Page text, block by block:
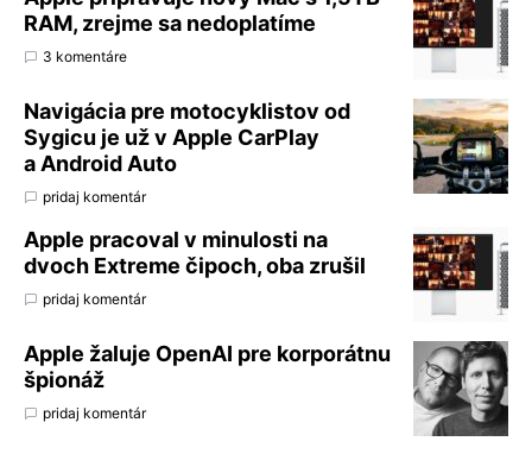
RAM, zrejme sa nedoplatíme
3 komentáre
Navigácia pre motocyklistov od
Sygicu je už v Apple CarPlay
a Android Auto
pridaj komentár
Apple pracoval v minulosti na
dvoch Extreme čipoch, oba zrušil
pridaj komentár
Apple žaluje OpenAI pre korporátnu
špionáž
pridaj komentár